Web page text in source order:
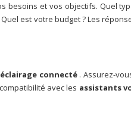
et vos objectifs. Quel
Quel est votre budget ? Les
éclairage connecté . Assurez-
avec les assistants